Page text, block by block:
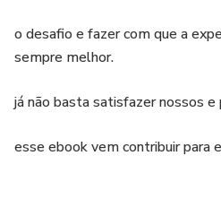
o desafio e fazer com que a
sempre melhor.
já não basta satisfazer nossos
esse ebook vem contribuir para